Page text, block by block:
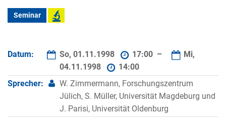
Seminar
Datum: So, 01.11.1998 17:00 –
Mi,
04.11.1998
14:00
Sprecher:
W. Zimmermann, Forschungszentrum
Jülich, S. Müller, Universität Magdeburg und
J. Parisi, Universität Oldenburg